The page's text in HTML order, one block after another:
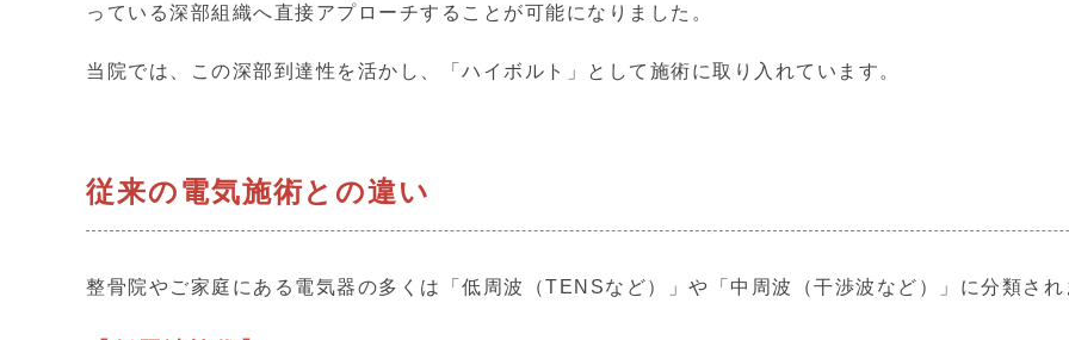
っている深部組織へ直接アプローチすることが可能になりました。
当院では、この深部到達性を活かし、「ハイボルト」として施術に取り入れています。
従来の電気施術との違い
整骨院やご家庭にある電気器の多くは「低周波（TENSなど）」や「中周波（干渉波など）」に分類され